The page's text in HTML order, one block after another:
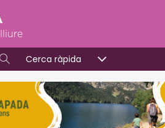
Cerca ràpida